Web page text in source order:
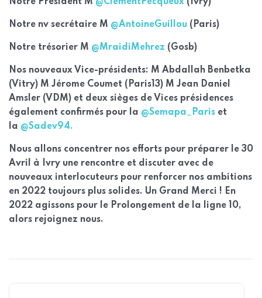
Notre nv secrétaire M @AntoineGuillou (Paris)
Notre trésorier M @MraidiMehrez (Gosb)
Nos nouveaux Vice-présidents: M Abdallah Benbetka
(Vitry) M Jérome Coumet (Paris13) M Jean Daniel
Amsler (VDM) et deux sièges de Vices présidences
également confirmés pour la @Semapa_Paris et
la @Sadev94.
Nous allons concentrer nos efforts pour préparer le 30
Avril à Ivry une rencontre et discuter avec de
nouveaux interlocuteurs pour renforcer nos ambitions
en 2022 toujours plus solides. Un Grand Merci ! En
2022 agissons pour le Prolongement de la ligne 10,
alors rejoignez nous.